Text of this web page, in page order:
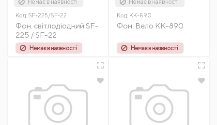
Немає в наявності
Код: SF-225/SF-22
Фон. світлодіодний SF-
225 / SF-22
Немає в наявності
Немає в наявності
Код: KK-890
Фон. Вело КК-890
Немає в наявності